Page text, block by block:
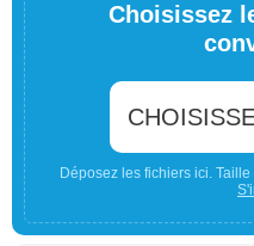
Choisissez
Déposez les fichiers ici.